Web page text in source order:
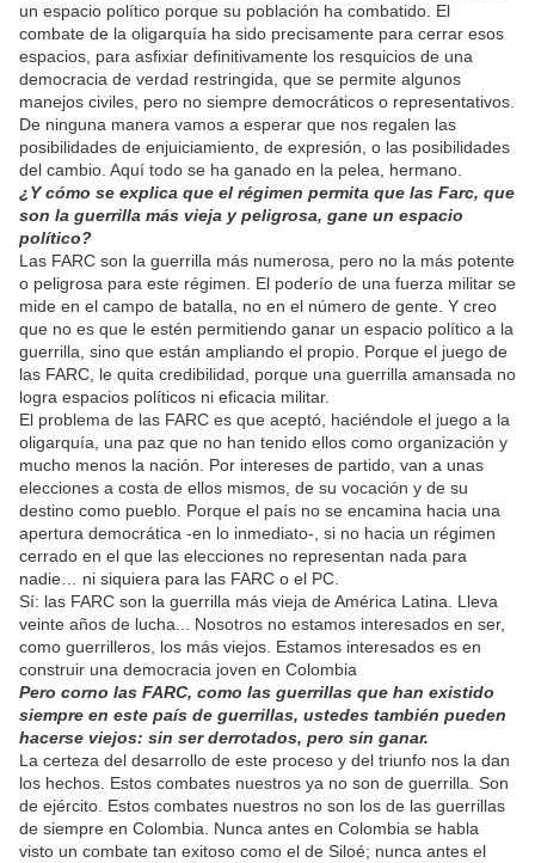
un espacio político porque su población ha combatido. El
combate de la oligarquía ha sido precisamente para cerrar esos
espacios, para asfixiar definitivamente los resquicios de una
democracia de verdad restringida, que se permite algunos
manejos civiles, pero no siempre democráticos o representativos.
De ninguna manera vamos a esperar que nos regalen las
posibilidades de enjuiciamiento, de expresión, o las posibilidades
del cambio. Aquí todo se ha ganado en la pelea, hermano.
¿Y cómo se explica que el régimen permita que las Farc, que
son la guerrilla más vieja y peligrosa, gane un espacio
político?
Las FARC son la guerrilla más numerosa, pero no la más potente
o peligrosa para este régimen. El poderío de una fuerza militar se
mide en el campo de batalla, no en el número de gente. Y creo
que no es que le estén permitiendo ganar un espacio político a la
guerrilla, sino que están ampliando el propio. Porque el juego de
las FARC, le quita credibilidad, porque una guerrilla amansada no
logra espacios políticos ni eficacia militar.
El problema de las FARC es que aceptó, haciéndole el juego a la
oligarquía, una paz que no han tenido ellos como organización y
mucho menos la nación. Por intereses de partido, van a unas
elecciones a costa de ellos mismos, de su vocación y de su
destino como pueblo. Porque el país no se encamina hacia una
apertura democrática -en lo inmediato-, si no hacia un régimen
cerrado en el que las elecciones no representan nada para
nadie… ni siquiera para las FARC o el PC.
Sí: las FARC son la guerrilla más vieja de América Latina. Lleva
veinte años de lucha... Nosotros no estamos interesados en ser,
como guerrilleros, los más viejos. Estamos interesados es en
construir una democracia joven en Colombia
Pero corno las FARC, como las guerrillas que han existido
siempre en este país de guerrillas, ustedes también pueden
hacerse viejos: sin ser derrotados, pero sin ganar.
La certeza del desarrollo de este proceso y del triunfo nos la dan
los hechos. Estos combates nuestros ya no son de guerrilla. Son
de ejército. Estos combates nuestros no son los de las guerrillas
de siempre en Colombia. Nunca antes en Colombia se habla
visto un combate tan exitoso como el de Siloé; nunca antes el